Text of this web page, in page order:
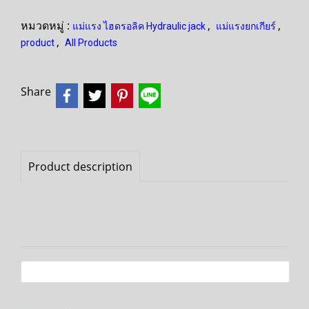
หมวดหมู่ : แม่แรง ไฮดรอลิค Hydraulic jack , แม่แรงยกเกียร์ ,
product , All Products
Share
Product description